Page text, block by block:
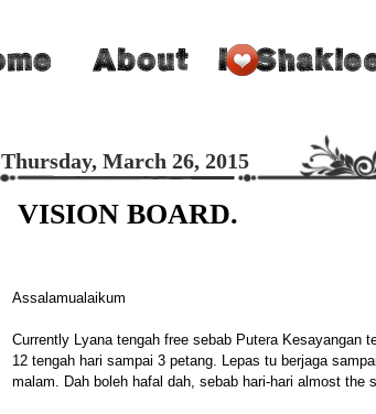
Thursday, March 26, 2015
VISION BOARD.
Assalamualaikum
Currently Lyana tengah free sebab Putera Kesayangan
12 tengah hari sampai 3 petang. Lepas tu berjaga
malam. Dah boleh hafal dah, sebab hari-hari almost the